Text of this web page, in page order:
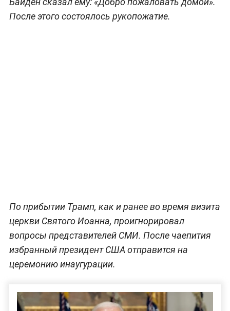
После этого состоялось рукопожатие.
По прибытии Трамп, как и ранее во время визита
церкви Святого Иоанна, проигнорировал
вопросы представителей СМИ. После чаепития
избранный президент США отправится на
церемонию инаугурации.